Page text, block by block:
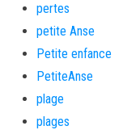
pertes
petite Anse
Petite enfance
PetiteAnse
plage
plages